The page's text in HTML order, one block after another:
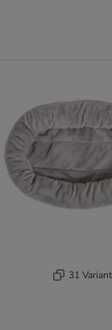
31